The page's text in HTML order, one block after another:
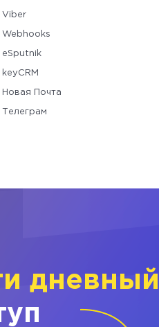
Viber
Webhooks
eSputnik
keyCRM
Новая Почта
Телеграм
дневный